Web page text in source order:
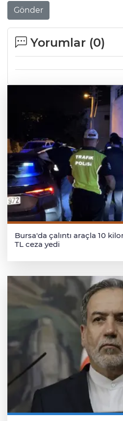
Gönder
Yorumlar (0)
Bursa'da çalıntı araçla 10
TL ceza yedi